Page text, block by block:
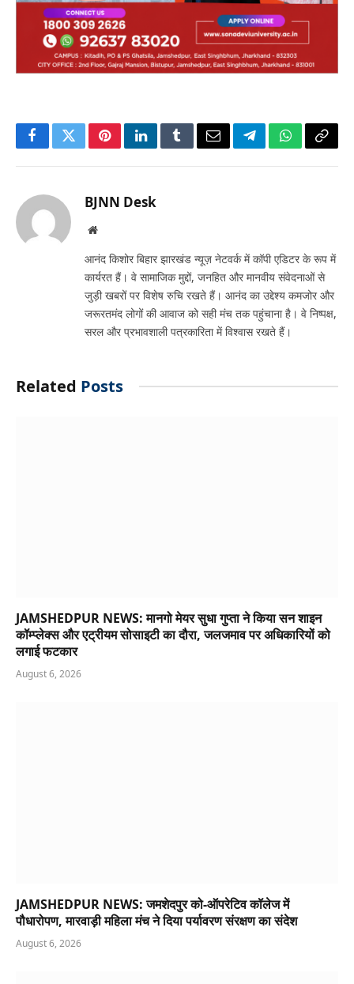
FacebookTwitterPinterestLinkedInTumblrEmailTelegramWhatsApp
Copy
BJNN Desk
Website
आनंद किशोर बिहार झारखंड न्यूज़ नेटवर्क में कॉपी एडिटर के रूप में
कार्यरत हैं। वे सामाजिक मुद्दों, जनहित और मानवीय संवेदनाओं से
जुड़ी खबरों पर विशेष रुचि रखते हैं। आनंद का उद्देश्य कमजोर और
जरूरतमंद लोगों की आवाज को सही मंच तक पहुंचाना है। वे निष्पक्ष,
सरल और प्रभावशाली पत्रकारिता में विश्वास रखते हैं।
Related Posts
JAMSHEDPUR NEWS: मानगो मेयर सुधा गुप्ता ने किया सन शाइन
कॉम्प्लेक्स और एट्रीयम सोसाइटी का दौरा, जलजमाव पर अधिकारियों को
लगाई फटकार
August 6, 2026
JAMSHEDPUR NEWS: जमशेदपुर को-ऑपरेटिव कॉलेज में
पौधारोपण, मारवाड़ी महिला मंच ने दिया पर्यावरण संरक्षण का संदेश
August 6, 2026